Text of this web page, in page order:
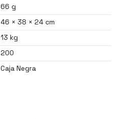
66 g
46 × 38 × 24 cm
13 kg
200
Caja Negra